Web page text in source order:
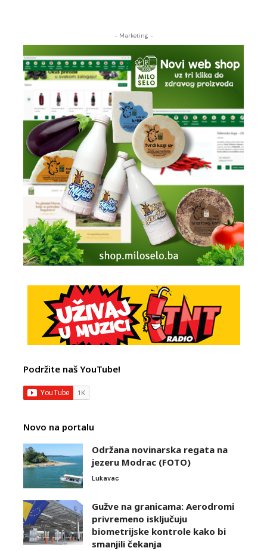
- Marketing -
Podržite naš YouTube!
Novo na portalu
Održana novinarska regata na
jezeru Modrac (FOTO)
Lukavac
Gužve na granicama: Aerodromi
privremeno isključuju
biometrijske kontrole kako bi
smanjili čekanja